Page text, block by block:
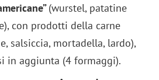
(wurstel, patatine
con prodotti della carne
salsiccia, mortadella, lardo),
in aggiunta (4 formaggi).